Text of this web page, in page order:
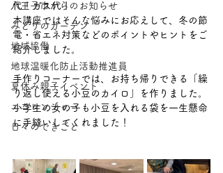
八王子市からのお知らせ
みどりのカーテン
地域協働
地球温暖化防止活動推進員
夏休み親子イベント
エコレンジャー
日々のできごと
代！ガス代！
本講座ではそんな悩みにお応えして、冬の節
電・省エネ対策などのポイントやヒントをご
紹介しました。
手作りコーナーでは、お持ち帰りできる「繰
り返し使える小豆のカイロ」を作りました。
小学生の女の子も小豆を入れる袋を一生懸命
に手縫いしてくれました！